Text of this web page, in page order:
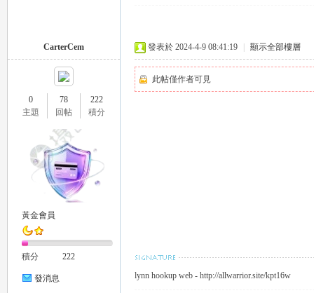
CarterCem
0
主題
78
回帖
222
積分
黃金會員
積分 222
發消息
發表於 2024-4-9 08:41:19 顯示全部樓層
此帖僅作者可見
lynn hookup web - http://allwarrior.site/kpt16w